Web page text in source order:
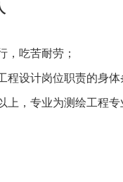
，吃苦耐劳；
程设计岗位职责的身体
上，专业为测绘工程